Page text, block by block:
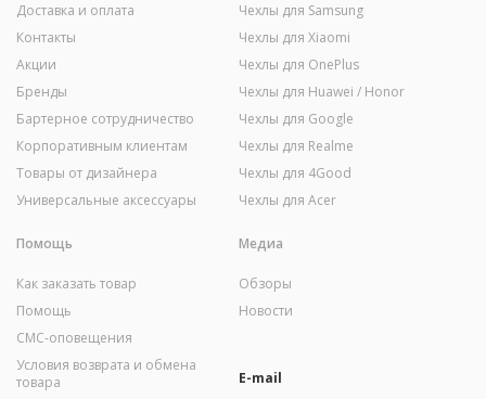
Доставка и оплата
Контакты
Акции
Бренды
Бартерное сотрудничество
Корпоративным клиентам
Товары от дизайнера
Универсальные аксессуары
Чехлы для Samsung
Чехлы для Xiaomi
Чехлы для OnePlus
Чехлы для Huawei / Honor
Чехлы для Google
Чехлы для Realme
Чехлы для 4Good
Чехлы для Acer
Помощь
Как заказать товар
Помощь
СМС-оповещения
Условия возврата и обмена
товара
Медиа
Обзоры
Новости
E-mail